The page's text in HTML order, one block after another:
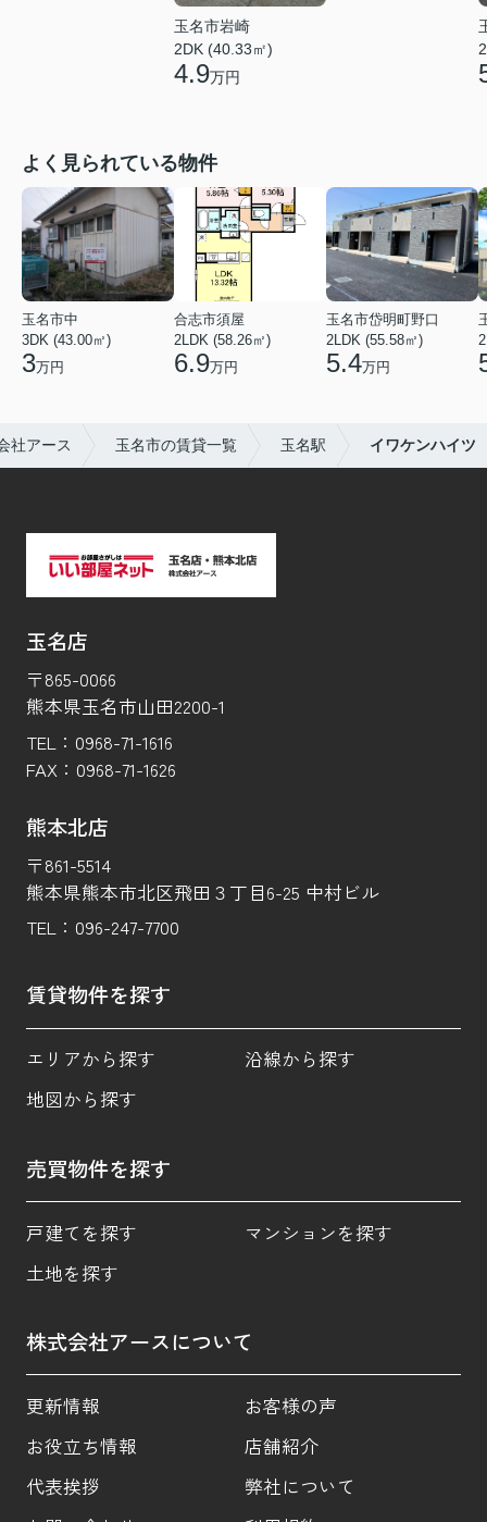
玉名市岩崎
2DK (40.33㎡)
4.9万円
よく見られている物件
玉名市中
3DK (43.00㎡)
3万円
合志市須屋
2LDK (58.26㎡)
6.9万円
玉名市岱明町野口
2LDK (55.58㎡)
5.4万円
社アース 玉名市の賃貸一覧 玉名駅 イワケンハイツ
玉名店
〒865-0066
熊本県玉名市山田2200-1
TEL： 0968-71-1616
FAX： 0968-71-1626
熊本北店
〒861-5514
熊本県熊本市北区飛田３丁目6-25 中村ビル
TEL： 096-247-7700
賃貸物件を探す
エリアから探す
沿線から探す
地図から探す
売買物件を探す
戸建てを探す
マンションを探す
土地を探す
株式会社アースについて
更新情報
お客様の声
お役立ち情報
店舗紹介
代表挨拶
弊社について